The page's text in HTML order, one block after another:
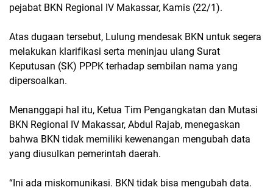
pejabat BKN Regional IV Makassar, Kamis (22/1).
Atas dugaan tersebut, Lulung mendesak BKN untuk segera
melakukan klarifikasi serta meninjau ulang Surat
Keputusan (SK) PPPK terhadap sembilan nama yang
dipersoalkan.
Menanggapi hal itu, Ketua Tim Pengangkatan dan Mutasi
BKN Regional IV Makassar, Abdul Rajab, menegaskan
bahwa BKN tidak memiliki kewenangan mengubah data
yang diusulkan pemerintah daerah.
“Ini ada miskomunikasi. BKN tidak bisa mengubah data.